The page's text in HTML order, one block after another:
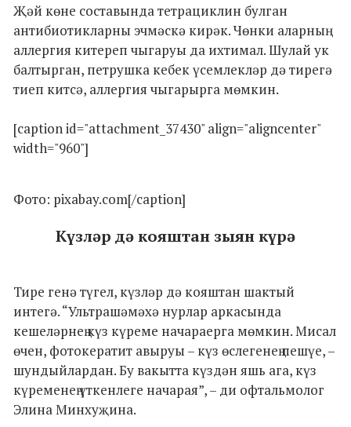
Җәй көне составында тетрациклин булган
антибиотикларны эчмәскә кирәк. Чөнки аларның
аллергия китереп чыгаруы да ихтимал. Шулай ук
балтырган, петрушка кебек үсемлекләр дә тирегә
тиеп китсә, аллергия чыгарырга мөмкин.
[caption id="attachment_37430" align="aligncenter"
width="960"]
Фото: pixabay.com[/caption]
Күзләр дә кояштан зыян күрә
Тире генә түгел, күзләр дә кояштан шактый
интегә. “Ультрашәмәхә нурлар аркасында
кешеләрнең күз күреме начараерга мөмкин. Мисал
өчен, фотокератит авыруы – күз өслегенең пешүе, –
шундыйлардан. Бу вакытта күздән яшь ага, күз
күременең үткенлеге начарая”, – ди офтальмолог
Элина Минхуҗина.